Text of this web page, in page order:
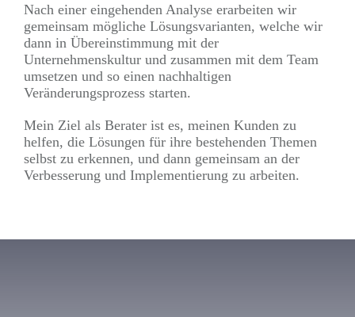
Nach einer eingehenden Analyse erarbeiten wir
gemeinsam mögliche Lösungsvarianten, welche wir
dann in Übereinstimmung mit der
Unternehmenskultur und zusammen mit dem Team
umsetzen und so einen nachhaltigen
Veränderungsprozess starten.
Mein Ziel als Berater ist es, meinen Kunden zu
helfen, die Lösungen für ihre bestehenden Themen
selbst zu erkennen, und dann gemeinsam an der
Verbesserung und Implementierung zu arbeiten.